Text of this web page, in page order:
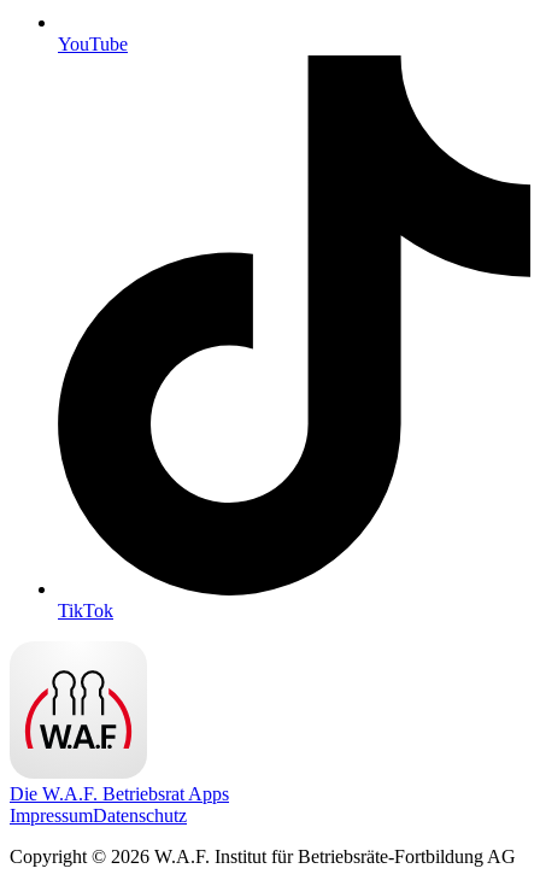
YouTube
TikTok
Die W.A.F. Betriebsrat Apps
ImpressumDatenschutz
Copyright © 2026 W.A.F. Institut für Betriebsräte-Fortbildung AG